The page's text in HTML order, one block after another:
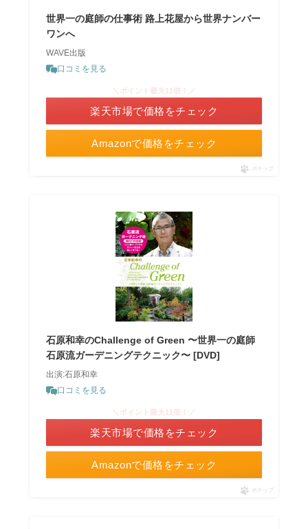
世界一の庭師の仕事術 路上花屋から世界ナンバー
ワンへ
WAVE出版
口コミを見る
Amazonで価格をチェック
＼ポイント最大11倍！／
楽天市場で価格をチェック
ポチップ
石原和幸のChallenge of Green 〜世界一の庭師
石原流ガーデニングテクニック〜 [DVD]
出演:石原和幸
口コミを見る
Amazonで価格をチェック
＼ポイント最大11倍！／
楽天市場で価格をチェック
ポチップ